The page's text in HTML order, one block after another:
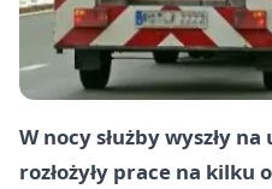
W nocy służby wyszły
rozłożyły prace na kilku